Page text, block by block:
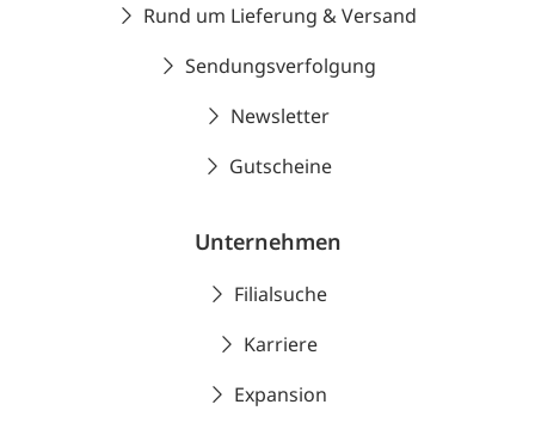
Rund um Lieferung & Versand
Sendungsverfolgung
Newsletter
Gutscheine
Unternehmen
Filialsuche
Karriere
Expansion